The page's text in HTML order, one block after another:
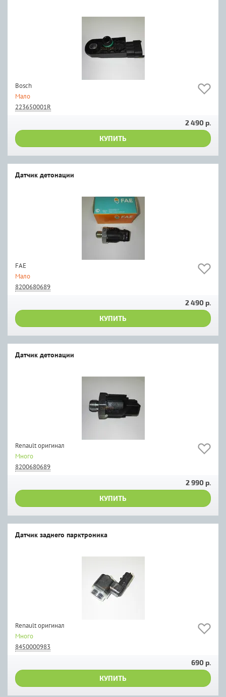
Bosch
Мало
223650001R
2 490 р.
КУПИТЬ
Датчик детонации
FAE
Мало
8200680689
2 490 р.
КУПИТЬ
Датчик детонации
Renault оригинал
Много
8200680689
2 990 р.
КУПИТЬ
Датчик заднего парктроника
Renault оригинал
Много
8450000983
690 р.
КУПИТЬ